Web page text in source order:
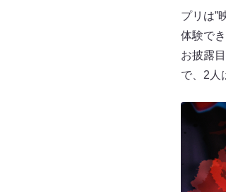
プリは”
体験で
お披露
で、2人